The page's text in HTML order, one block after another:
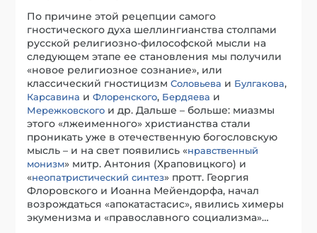
По причине этой рецепции самого
гностического духа шеллингианства столпами
русской религиозно-философской мысли на
следующем этапе ее становления мы получили
«новое религиозное сознание», или
классический гностицизмСоловьева и Булгакова,
Карсавина иФлоренского, Бердяева и
Мережковского и др. Дальше – больше: миазмы
этого «лжеименного» христианства стали
проникать уже в отечественную богословскую
мысль – и на свет появились «нравственный
монизм» митр. Антония (Храповицкого) и
«неопатристический синтез» протт. Георгия
Флоровского и Иоанна Мейендорфа, начал
возрождаться «апокатастасис», явились химеры
экуменизма и «православного социализма»…